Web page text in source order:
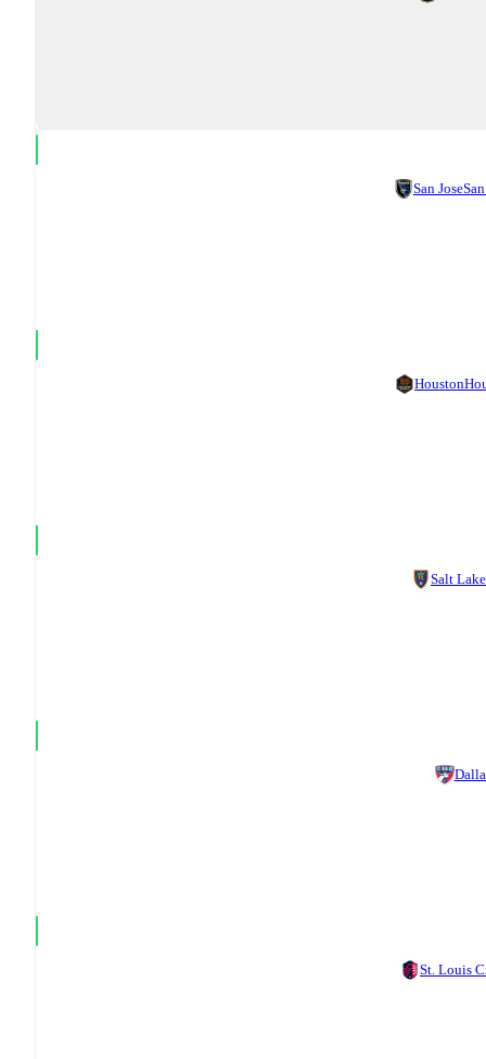
San Jose
Houston
Salt Lake
St. Louis